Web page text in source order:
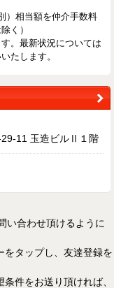
）相当額を仲介手数料
く）
。最新状況については
たします。
29-11 玉造ビルⅡ１階
い合わせ頂けるように
タップし、友達登録を
件をお送り頂ければ、